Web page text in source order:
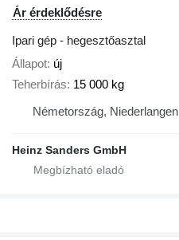
Ár érdeklődésre
Ipari gép - hegesztőasztal
Állapot új
Teherbírás 15 000 kg
Németország, Niederlangen
Heinz Sanders GmbH